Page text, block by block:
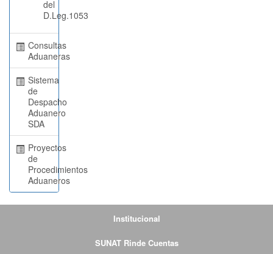
del
D.Leg.1053
Consultas
Aduaneras
Sistema
de
Despacho
Aduanero
SDA
Proyectos
de
Procedimientos
Aduaneros
Institucional
SUNAT Rinde Cuentas